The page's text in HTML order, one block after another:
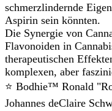
schmerzlindernde
Aspirin sein könnten.
Die Synergie von
Flavonoiden in
therapeutischen
komplexen, aber
⭐️ Bodhie™ Ronald
Johannes deClaire